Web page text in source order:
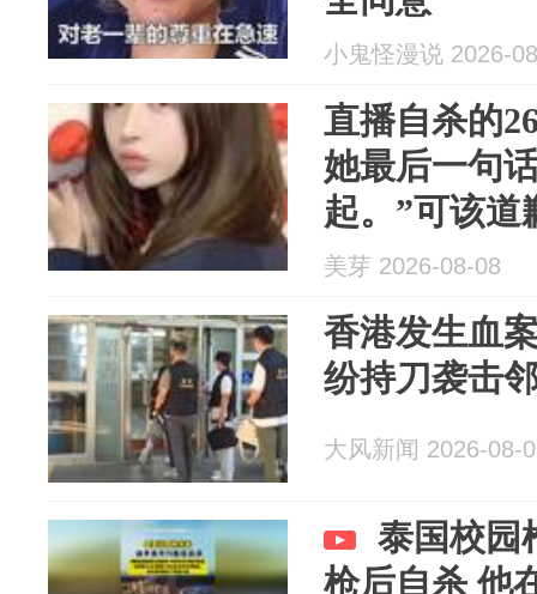
小鬼怪漫说 2026-
直播自杀的
她最后一句
起。”可该道
美芽 2026-08-08
香港发生血
纷持刀袭击
大风新闻 2026-08-
泰国校园
枪后自杀 他